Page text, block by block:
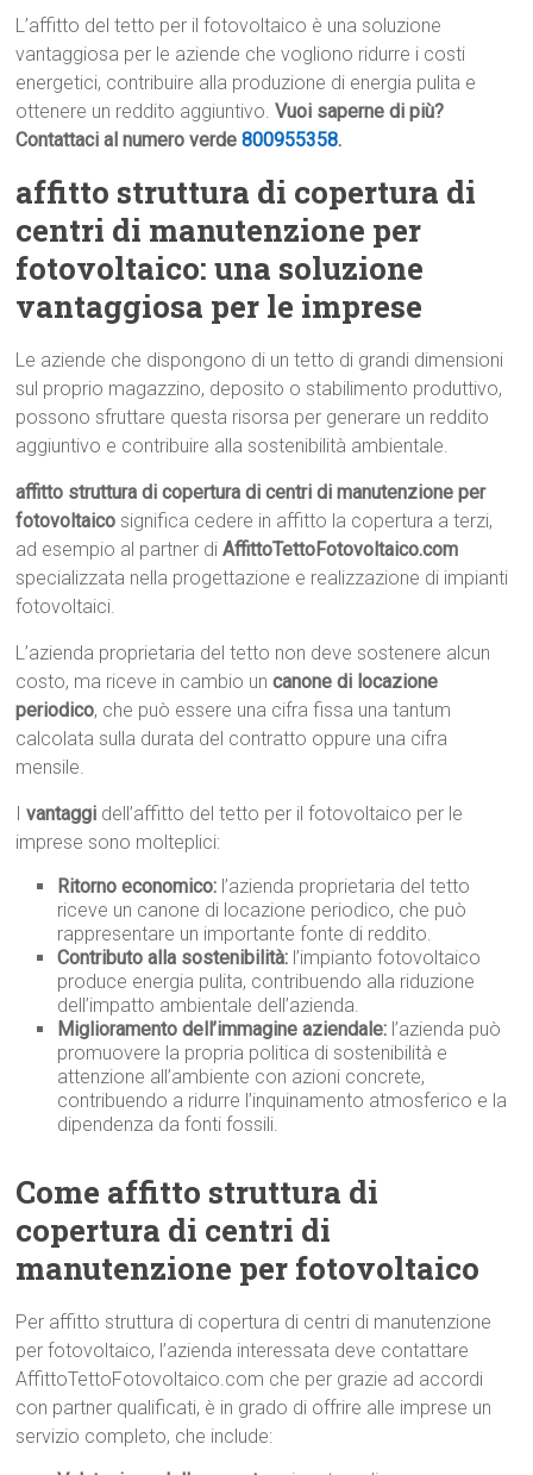
L’affitto del tetto per il fotovoltaico è una soluzione
vantaggiosa per le aziende che vogliono ridurre i costi
energetici, contribuire alla produzione di energia pulita e
ottenere un reddito aggiuntivo.Vuoi saperne di più?
Contattaci al numero verde800955358.
affitto struttura di copertura di
centri di manutenzione per
fotovoltaico: una soluzione
vantaggiosa per le imprese
Le aziende che dispongono di un tetto di grandi dimensioni
sul proprio magazzino, deposito o stabilimento produttivo,
possono sfruttare questa risorsa per generare un reddito
aggiuntivo e contribuire alla sostenibilità ambientale.
affitto struttura di copertura di centri di manutenzione per
fotovoltaico significa cedere in affitto la copertura a terzi,
ad esempio al partner diAffittoTettoFotovoltaico.com
specializzata nella progettazione e realizzazione di impianti
fotovoltaici.
L’azienda proprietaria del tetto non deve sostenere alcun
costo, ma riceve in cambio uncanone di locazione
periodico, che può essere una cifra fissa una tantum
calcolata sulla durata del contratto oppure una cifra
mensile.
Ivantaggi dell’affitto del tetto per il fotovoltaico per le
imprese sono molteplici:
Ritorno economico: l’azienda proprietaria del tetto
riceve un canone di locazione periodico, che può
rappresentare un importante fonte di reddito.
Contributo alla sostenibilità: l’impianto fotovoltaico
produce energia pulita, contribuendo alla riduzione
dell’impatto ambientale dell’azienda.
Miglioramento dell’immagine aziendale: l’azienda può
promuovere la propria politica di sostenibilità e
attenzione all’ambiente con azioni concrete,
contribuendo a ridurre l’inquinamento atmosferico e la
dipendenza da fonti fossili.
Come affitto struttura di
copertura di centri di
manutenzione per fotovoltaico
Per affitto struttura di copertura di centri di manutenzione
per fotovoltaico, l’azienda interessata deve contattare
AffittoTettoFotovoltaico.com che per grazie ad accordi
con partner qualificati, è in grado di offrire alle imprese un
servizio completo, che include: